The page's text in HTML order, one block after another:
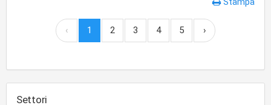
‹ 1 2 3 4 5 ›
Settori